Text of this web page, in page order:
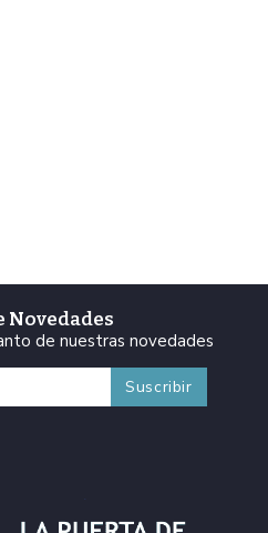
Novedades
de nuestras novedades